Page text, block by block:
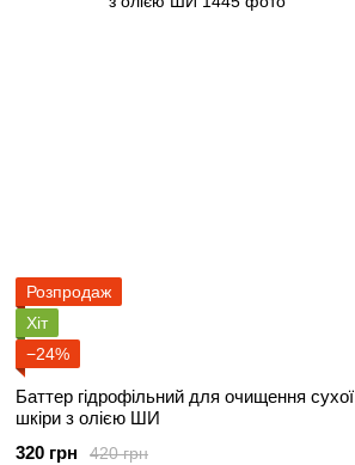
Розпродаж
Хіт
−24%
Баттер гідрофільний для очищення сухої
шкіри з олією ШИ
420 грн
320 грн